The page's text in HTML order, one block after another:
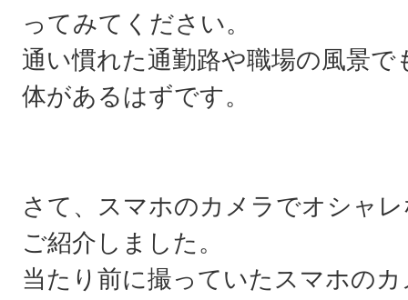
ってみてください。
通い慣れた通勤路や職場の風景
体があるはずです。
さて、スマホのカメラでオシャ
ご紹介しました。
当たり前に撮っていたスマホの